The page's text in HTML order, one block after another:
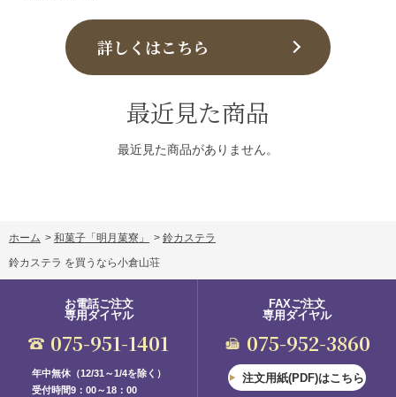
詳しくはこちら
最近見た商品
最近見た商品がありません。
ホーム > 和菓子「明月菓寮」 > 鈴カステラ
鈴カステラ を買うなら小倉山荘
お電話ご注文
専用ダイヤル
075-951-1401
年中無休（12/31～1/4を除く）
受付時間9：00～18：00
FAXご注文
専用ダイヤル
075-952-3860
注文用紙(PDF)はこちら